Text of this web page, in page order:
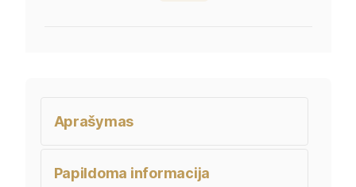
Aprašymas
Papildoma informacija